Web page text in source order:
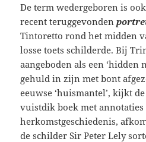
De term wedergeboren is
recent teruggevonden
Tintoretto rond het midden
losse toets schilderde. Bij
aangeboden als een ‘hidden
gehuld in zijn met bont
eeuwse ‘huismantel’, kijkt
vuistdik boek met
herkomstgeschiedenis,
de schilder Sir Peter Lely